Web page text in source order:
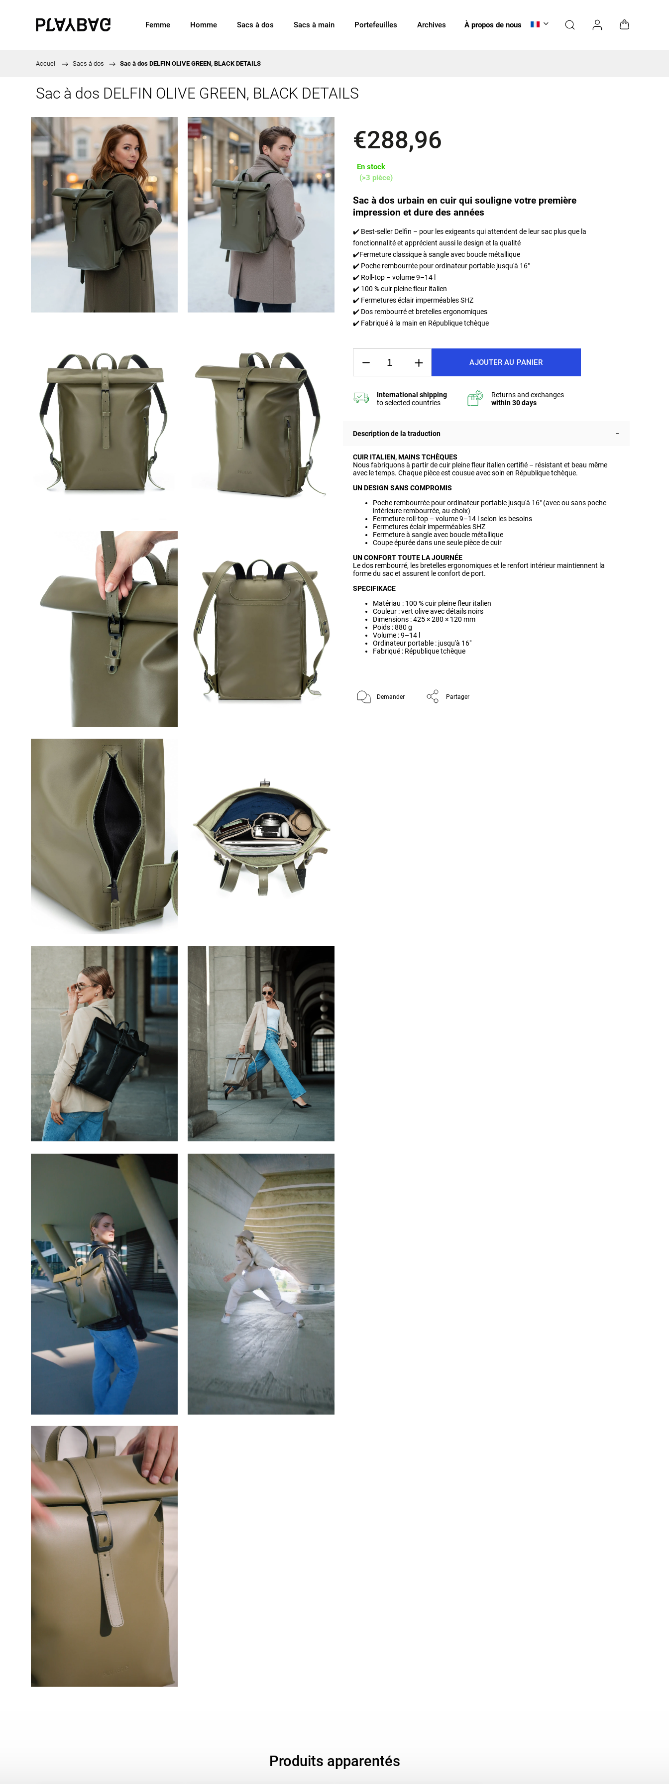
À propos de nous
Femme Homme Sacs à dos Sacs à main Portefeuilles Archives Bons cadeaux Entretien NOUVEAUTÉS
Accueil / Sacs à dos / Sac à dos DELFIN OLIVE GREEN, BLACK DETAILS
Sac à dos DELFIN OLIVE GREEN, BLACK DETAILS
€288,96
En stock
(>3 pièce)
Sac à dos urbain en cuir qui souligne votre première
impression et dure des années
✔️ Best-seller Delfin – pour les exigeants qui attendent de leur sac plus que la
fonctionnalité et apprécient aussi le design et la qualité
✔️Fermeture classique à sangle avec boucle métallique
✔️ Poche rembourrée pour ordinateur portable jusqu'à 16"
✔️ Roll-top – volume 9–14 l
✔️ 100 % cuir pleine fleur italien
✔️ Fermetures éclair imperméables SHZ
✔️ Dos rembourré et bretelles ergonomiques
✔️Fabriqué à la main en République tchèque
AJOUTER AU PANIER
Description de la traduction
CUIR ITALIEN, MAINS TCHÈQUES
Nous fabriquons à partir de cuir pleine fleur italien certifié – résistant et beau même
avec le temps. Chaque pièce est cousue avec soin en République tchèque.
UN DESIGN SANS COMPROMIS
Poche rembourrée pour ordinateur portable jusqu'à 16" (avec ou sans poche
intérieure rembourrée, au choix)
Fermeture roll-top – volume 9–14 l selon les besoins
Fermetures éclair imperméables SHZ
Fermeture à sangle avec boucle métallique
Coupe épurée dans une seule pièce de cuir
UN CONFORT TOUTE LA JOURNÉE
Le dos rembourré, les bretelles ergonomiques et le renfort intérieur maintiennent la
forme du sac et assurent le confort de port.
SPECIFIKACE
Matériau : 100 % cuir pleine fleur italien
Couleur : vert olive avec détails noirs
Dimensions : 425 × 280 × 120 mm
Poids : 880 g
Volume : 9–14 l
Ordinateur portable : jusqu'à 16"
Fabriqué : République tchèque
Demander Partager
Produits apparentés